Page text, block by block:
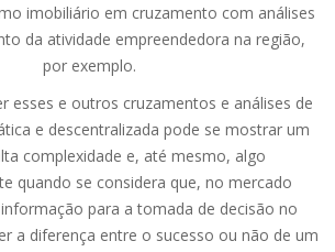
imobiliário em cruzamento com análises
da atividade empreendedora na região,
por exemplo.
esses e outros cruzamentos e análises de
e descentralizada pode se mostrar um
complexidade e, até mesmo, algo
quando se considera que, no mercado
para a tomada de decisão no
a diferença entre o sucesso ou não de um